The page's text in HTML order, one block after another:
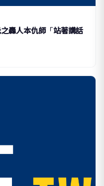
轟人本仇師「站著講話